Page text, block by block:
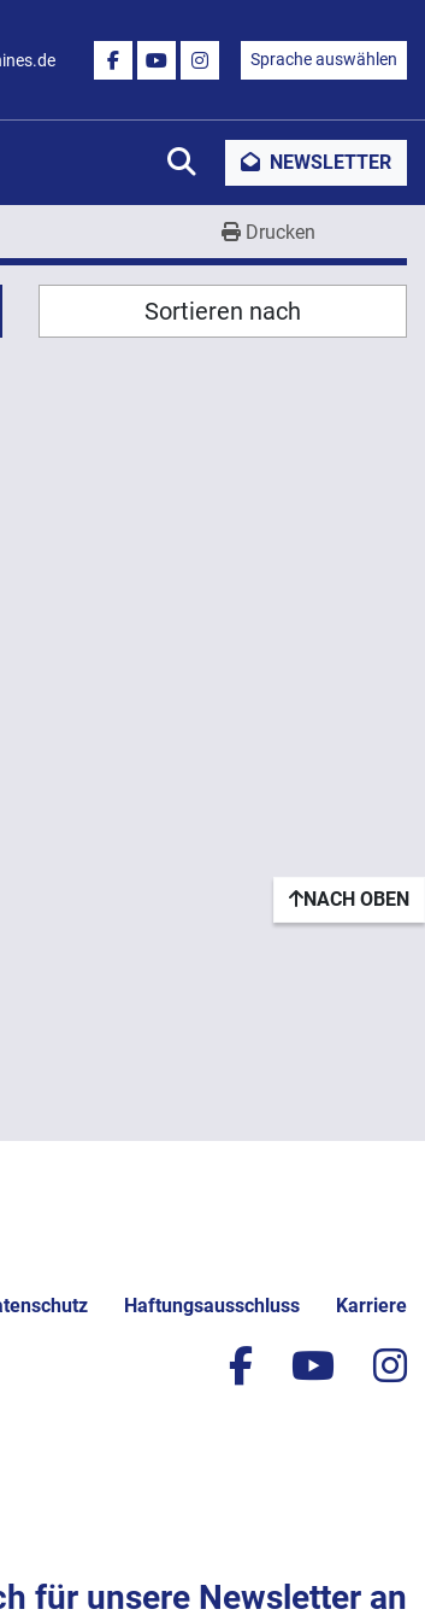
FACEBOOK
YOUTUBEINSTAGRAM
Sprache auswählen
SucheNEWSLETTER
Drucken
Sortieren nach
NACH OBEN
Haftungsausschluss Karriere
facebook
für unsere Newsletter an